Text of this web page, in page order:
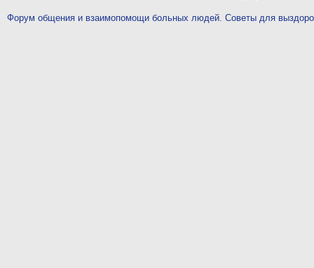
Форум общения и взаимопомощи больных людей. Советы для